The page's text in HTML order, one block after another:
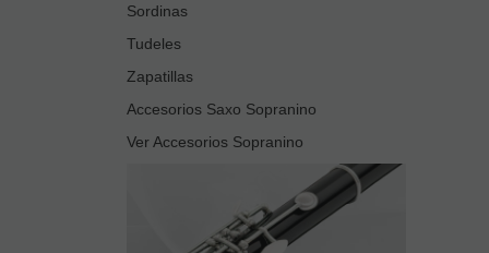
Sordinas
Tudeles
Zapatillas
Accesorios Saxo Sopranino
Ver Accesorios Sopranino